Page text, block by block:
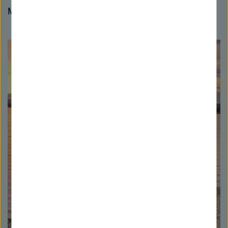
Marmorkrebskolonie etabliert.